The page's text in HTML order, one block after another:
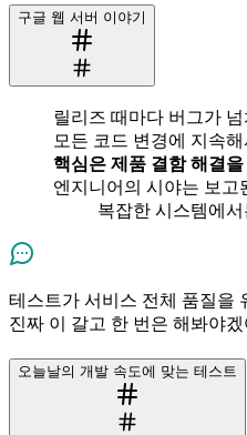
구글 웹 서버 이야기
릴리즈 때마다 버그가
모든 코드 변경에 지속
핵심은 제품 결함 해결
엔지니어의 시야는 보고
복잡한 시스템에
테스트가 서비스 전체 품질을
진짜 이 갈고 한 번은 해봐야겠
오늘날의 개발 속도에 맞는 테스트